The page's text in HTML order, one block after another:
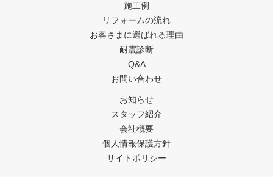
施工例
リフォームの流れ
お客さまに選ばれる理由
耐震診断
Q&A
お問い合わせ
お知らせ
スタッフ紹介
会社概要
個人情報保護方針
サイトポリシー